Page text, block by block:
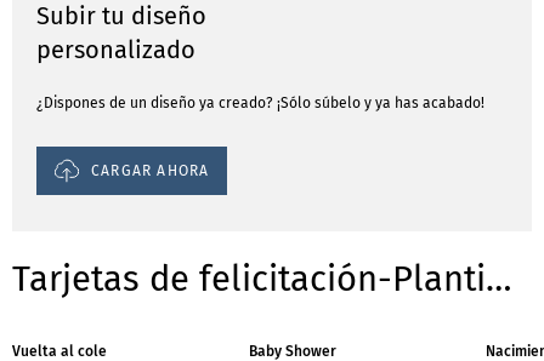
Subir tu diseño
personalizado
¿Dispones de un diseño ya creado? ¡Sólo súbelo y ya has acabado!
CARGAR AHORA
Tarjetas de felicitación-Plantillas para ocasiones
Vuelta al cole
Baby Shower